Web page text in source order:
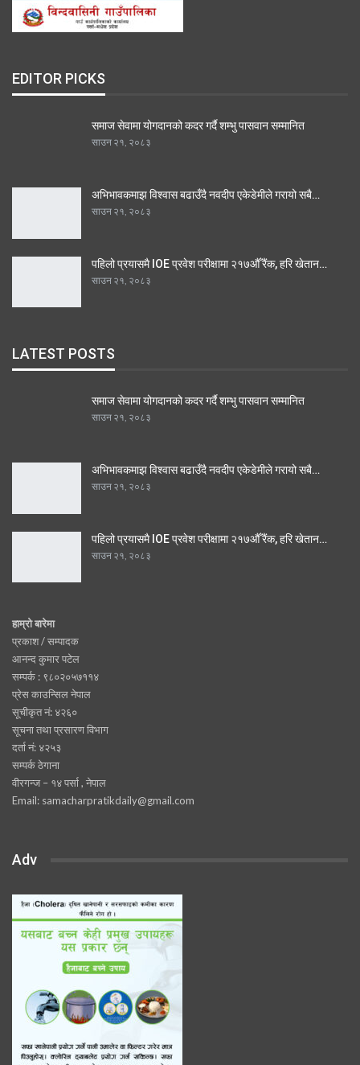
EDITOR PICKS
समाज सेवामा योगदानको कदर गर्दै शम्भु पासवान सम्मानित
साउन २१, २०८३
अभिभावकमाझ विश्वास बढाउँदै नवदीप एकेडेमीले गरायो सबै…
साउन २१, २०८३
पहिलो प्रयासमै IOE प्रवेश परीक्षामा २१७औँ रैंक, हरि खेतान…
साउन २१, २०८३
LATEST POSTS
समाज सेवामा योगदानको कदर गर्दै शम्भु पासवान सम्मानित
साउन २१, २०८३
अभिभावकमाझ विश्वास बढाउँदै नवदीप एकेडेमीले गरायो सबै…
साउन २१, २०८३
पहिलो प्रयासमै IOE प्रवेश परीक्षामा २१७औँ रैंक, हरि खेतान…
साउन २१, २०८३
हाम्रो बारेमा
प्रकाश / सम्पादक
आनन्द कुमार पटेल
सम्पर्क : ९८०२०५७११४
प्रेस काउन्सिल नेपाल
सूचीकृत नं: ४२६०
सूचना तथा प्रसारण विभाग
दर्ता नं: ४२५३
सम्पर्क ठेगाना
वीरगन्ज – १४ पर्सा , नेपाल
Email: samacharpratikdaily@gmail.com
Adv